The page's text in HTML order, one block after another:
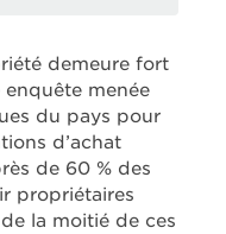
demeure fort
menée
du pays pour
d’achat
de 60 % des
propriétaires
la moitié de ces